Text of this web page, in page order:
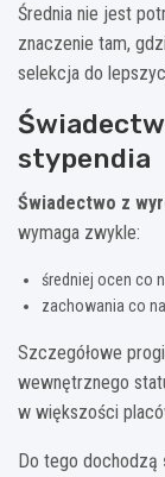
Średnia nie jest
znaczenie tam,
selekcja do
stypendia
Świadectwo z
wymaga zwykle:
średniej ocen co
zachowania co
Szczegółowe
wewnętrznego
w większości
Do tego dochodzą